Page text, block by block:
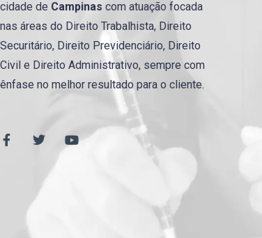
cidade de Campinas com atuação focada
nas áreas do Direito Trabalhista, Direito
Securitário, Direito Previdenciário, Direito
Civil e Direito Administrativo, sempre com
ênfase no melhor resultado para o cliente.